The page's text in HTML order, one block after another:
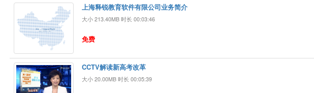
上海释锐教育软件有限公司业务简介
大小 213.40MB 时长 00:03:46
免费
CCTV解读新高考改革
大小 20.00MB 时长 00:05:39